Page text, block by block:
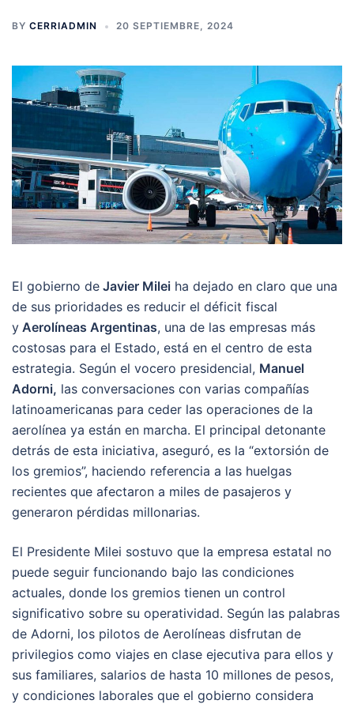
BY CERRIADMIN 20 SEPTIEMBRE, 2024
El gobierno de Javier Milei ha dejado en claro que una
de sus prioridades es reducir el déficit fiscal
y Aerolíneas Argentinas, una de las empresas más
costosas para el Estado, está en el centro de esta
estrategia. Según el vocero presidencial, Manuel
Adorni, las conversaciones con varias compañías
latinoamericanas para ceder las operaciones de la
aerolínea ya están en marcha. El principal detonante
detrás de esta iniciativa, aseguró, es la “extorsión de
los gremios”, haciendo referencia a las huelgas
recientes que afectaron a miles de pasajeros y
generaron pérdidas millonarias.
El Presidente Milei sostuvo que la empresa estatal no
puede seguir funcionando bajo las condiciones
actuales, donde los gremios tienen un control
significativo sobre su operatividad. Según las palabras
de Adorni, los pilotos de Aerolíneas disfrutan de
privilegios como viajes en clase ejecutiva para ellos y
sus familiares, salarios de hasta 10 millones de pesos,
y condiciones laborales que el gobierno considera